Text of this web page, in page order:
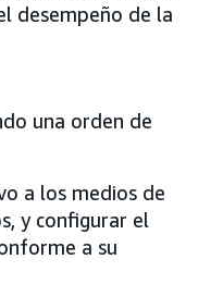
desempeño de la
una orden de
a los medios de
y configurar el
a su